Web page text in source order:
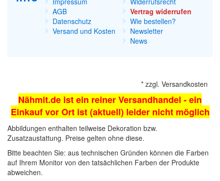
AGB
Datenschutz
Versand und Kosten
Vertrag widerrufen
Wie bestellen?
Newsletter
News
* zzgl. Versandkosten
Nähmit.de ist ein reiner Versandhandel - ein
Einkauf vor Ort ist (aktuell) leider nicht möglich
Abbildungen enthalten teilweise Dekoration bzw.
Zusatzaustattung. Preise gelten ohne diese.
Bitte beachten Sie: aus technischen Gründen können die Farben
auf Ihrem Monitor von den tatsächlichen Farben der Produkte
abweichen.